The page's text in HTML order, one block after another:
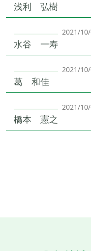
浅利 弘樹
2021/10/
水谷 一寿
2021/10/
葛 和佳
2021/10/
橋本 憲之